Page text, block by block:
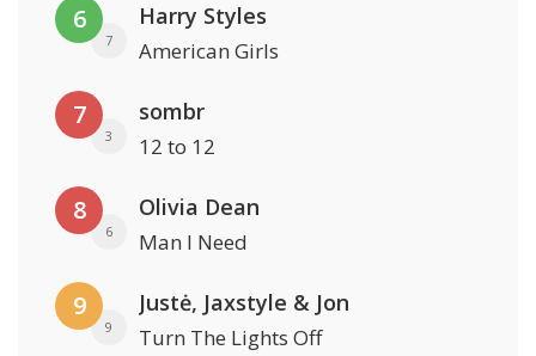
6
7
Harry Styles
American Girls
7
3
sombr
12 to 12
8
6
Olivia Dean
Man I Need
9
9
Justė, Jaxstyle & Jon
Turn The Lights Off